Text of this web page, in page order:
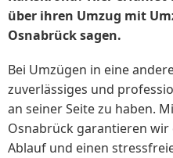
über ihren Umzug mit
Osnabrück sagen.
Bei Umzügen in eine
zuverlässiges und
an seiner Seite zu haben.
Osnabrück garantieren
Ablauf und einen